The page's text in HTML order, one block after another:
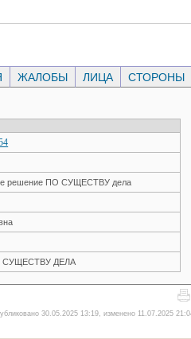
ЖАЛОБЫ ЛИЦА СТОРОНЫ
решение ПО СУЩЕСТВУ дела
ДЕЛА
30.05.2025 13:19, изменено 11.07.2025